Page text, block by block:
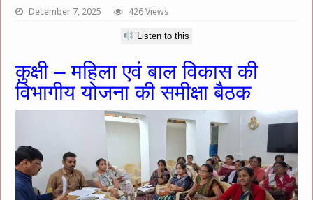
December 7, 2025 426 Views
Listen to this
कुक्षी – महिला एवं बाल विकास की
विभागीय योजना की समीक्षा बैठक